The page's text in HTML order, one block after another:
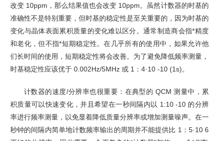
改变 10ppm，那么结果值也会改变 10ppm。虽然计数器的时基的
准确性不是特别重要，但时基的稳定性是至关重要的，因为时基的
变化与晶体表面累积质量的变化难以区分。通常制造商会指*精度
和老化，但不指*短期稳定性。在几乎所有的使用中，如果允许他
们长时间的使用，短期稳定性将会改善。为了避免降低频率测量，
时基稳定性应该优于 0.002Hz/5MHz 或 1：4·10 -10 (1s)。
计数器的速度/分辨率也很重要：在典型的 QCM 测量中，累
积质量可以快速变化，并且希望在一秒间隔内以 1:10 -10 的分辨
率进行频率测量，以免显着降低质量分辨率或增加测量噪声。在一
秒钟的间隔内简单地计数频率输出的周期并不能提供比 1：5·10 6